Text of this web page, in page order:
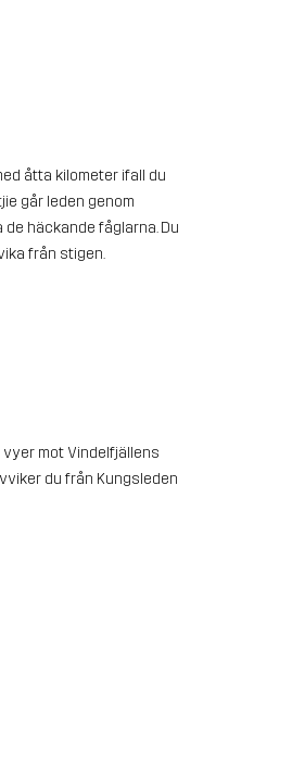
åtta kilometer ifall du
går leden genom
häckande fåglarna. Du
från stigen.
mot Vindelfjällens
du från Kungsleden